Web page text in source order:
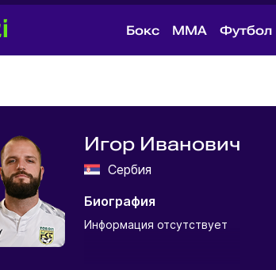
Бокс MMA Футбол
Игор Иванович
Сербия
Биография
Информация отсутствует